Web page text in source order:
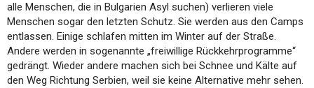
alle Menschen, die in Bulgarien Asyl suchen) verlieren viele
Menschen sogar den letzten Schutz. Sie werden aus den Camps
entlassen. Einige schlafen mitten im Winter auf der Straße.
Andere werden in sogenannte „freiwillige Rückkehrprogramme“
gedrängt. Wieder andere machen sich bei Schnee und Kälte auf
den Weg Richtung Serbien, weil sie keine Alternative mehr sehen.